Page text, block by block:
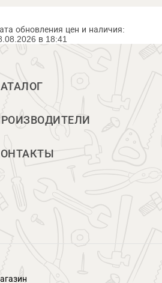
обновления цен и наличия:
в 18:41